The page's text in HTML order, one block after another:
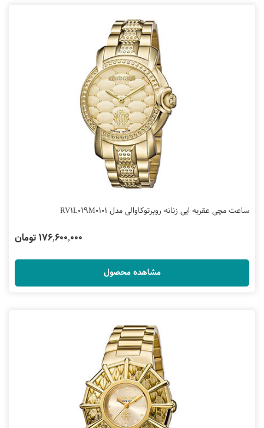
ساعت مچی عقربه ایی زنانه روبرتوکاوالی مدل RV1L019M0101
176,600,000 تومان
مشاهده محصول